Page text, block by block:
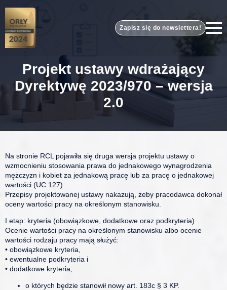
Zapisz się do newslettera!
Projekt ustawy wdrażający
Dyrektywę 2023/970 – wersja
2.0
Na stronie RCL pojawiła się druga wersja projektu ustawy o
wzmocnieniu stosowania prawa do jednakowego wynagrodzenia
mężczyzn i kobiet za jednakową pracę lub za pracę o jednakowej
wartości (UC 127).
Przepisy projektowanej ustawy nakazują, żeby pracodawca dokonał
oceny wartości pracy na określonym stanowisku.
I etap: kryteria (obowiązkowe, dodatkowe oraz podkryteria)
Ocenie wartości pracy na określonym stanowisku albo ocenie
wartości rodzaju pracy mają służyć:
• obowiązkowe kryteria,
• ewentualne podkryteria i
• dodatkowe kryteria,
o których będzie stanowił nowy art. 183c § 3 KP.